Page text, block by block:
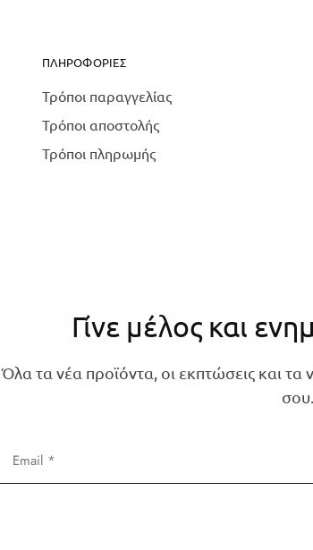
ΠΛΗΡΟΦΟΡΙΕΣ
Τρόποι παραγγελίας
Τρόποι αποστολής
Τρόποι πληρωμής
Γίνε μέλος και
Όλα τα νέα προϊόντα, οι εκπτώσεις και
σου.